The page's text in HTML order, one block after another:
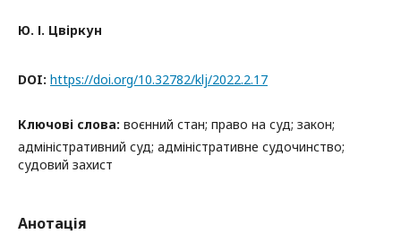
Ю. І. Цвіркун
DOI: https://doi.org/10.32782/klj/2022.2.17
Ключові слова: воєнний стан; право на суд; закон;
адміністративний суд; адміністративне судочинство;
судовий захист
Анотація